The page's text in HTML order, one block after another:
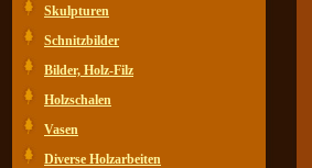
Skulpturen
Schnitzbilder
Bilder, Holz-Filz
Holzschalen
Vasen
Diverse Holzarbeiten